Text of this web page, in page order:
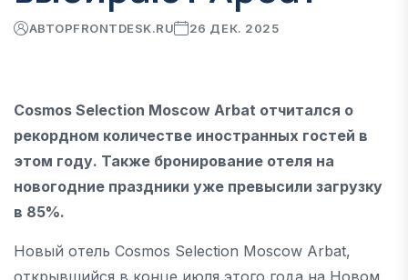
АВТОРFRONTDESK.RU 26 ДЕК. 2025
Cosmos Selection Moscow Arbat отчитался о
рекордном количестве иностранных гостей в
этом году. Также бронирование отеля на
новогодние праздники уже превысили загрузку
в 85%.
Новый отель Cosmos Selection Moscow Arbat,
открывшийся в конце июля этого года на Новом